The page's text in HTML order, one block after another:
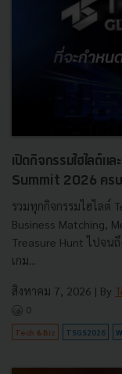
เปิดกิจกรรมไฮไลต์แ
Summit 2026 ครบ
รวมทุกกิจกรรมไฮไลต์
Business Matching,
Treasure Hunt ไปจน
เกม...
สิงหาคม 7, 2026 | By
0
Tech & Biz TSGS2026